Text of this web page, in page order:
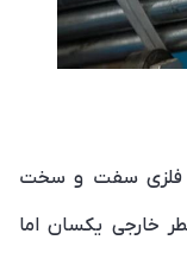
فلزی سفت و سخت
خارجی یکسان اما